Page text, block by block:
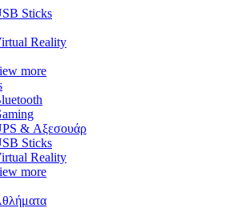
Sticks
Reality
more
& Αξεσουάρ
Sticks
Reality
more